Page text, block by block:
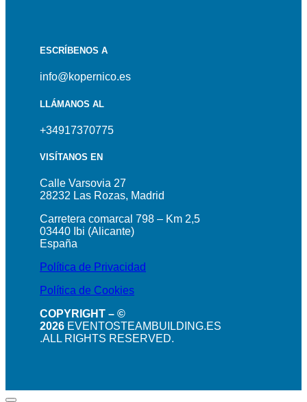
ESCRÍBENOS A
info@kopernico.es
LLÁMANOS AL
+34917370775
VISÍTANOS EN
Calle Varsovia 27
28232 Las Rozas, Madrid
Carretera comarcal 798 – Km 2,5
03440 Ibi (Alicante)
España
Política de Privacidad
Política de Cookies
COPYRIGHT – ©
2026 EVENTOSTEAMBUILDING.ES
.ALL RIGHTS RESERVED.